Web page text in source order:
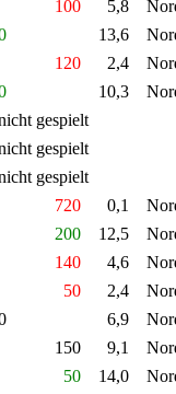
100 5,8
13,6
120 2,4
10,3
gespielt
gespielt
gespielt
720 0,1
200 12,5
140 4,6
50 2,4
6,9
150 9,1
50 14,0